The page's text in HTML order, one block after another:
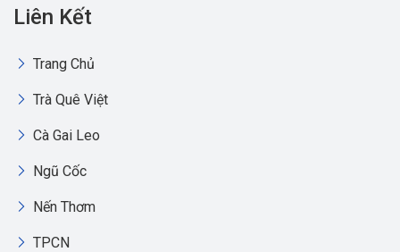
Liên Kết
Trang Chủ
Trà Quê Việt
Cà Gai Leo
Ngũ Cốc
Nến Thơm
TPCN